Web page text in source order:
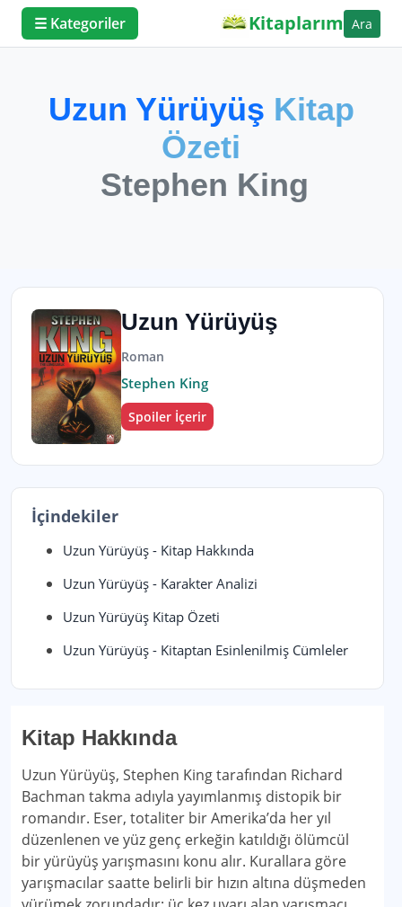
☰ Kategoriler Kitaplarım Ara
Uzun Yürüyüş Kitap
Özeti
Stephen King
Uzun Yürüyüş
Roman
Stephen King
Spoiler İçerir
İçindekiler
Uzun Yürüyüş - Kitap Hakkında
Uzun Yürüyüş - Karakter Analizi
Uzun Yürüyüş Kitap Özeti
Uzun Yürüyüş - Kitaptan Esinlenilmiş Cümleler
Kitap Hakkında
Uzun Yürüyüş, Stephen King tarafından Richard
Bachman takma adıyla yayımlanmış distopik bir
romandır. Eser, totaliter bir Amerika’da her yıl
düzenlenen ve yüz genç erkeğin katıldığı ölümcül
bir yürüyüş yarışmasını konu alır. Kurallara göre
yarışmacılar saatte belirli bir hızın altına düşmeden